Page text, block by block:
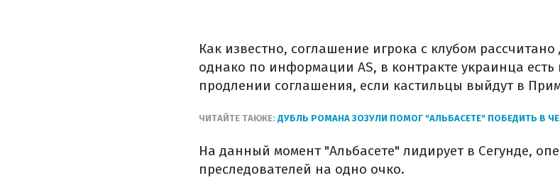
Как известно, соглашение игрока с клубом
однако по информации AS, в контракте украинца есть
продлении соглашения, если кастильцы выйдут в
ЧИТАЙТЕ ТАКЖЕ: ДУБЛЬ РОМАНА ЗОЗУЛИ ПОМОГ "АЛЬБАСЕТЕ" ПОБЕДИТЬ В
На данный момент "Альбасете" лидирует в Сегунде,
преследователей на одно очко.